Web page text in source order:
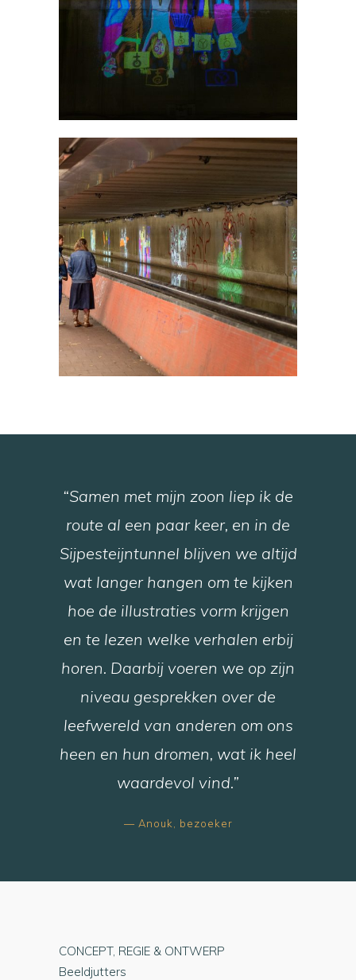
“Samen met mijn zoon liep ik de
route al een paar keer, en in de
Sijpesteijntunnel blijven we altijd
wat langer hangen om te kijken
hoe de illustraties vorm krijgen
en te lezen welke verhalen erbij
horen. Daarbij voeren we op zijn
niveau gesprekken over de
leefwereld van anderen om ons
heen en hun dromen, wat ik heel
waardevol vind.”
— Anouk, bezoeker
CONCEPT, REGIE & ONTWERP
Beeldjutters